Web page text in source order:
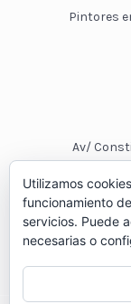
Pintores
Av/
Utilizamos
funcionamiento
servicios. Puede
necesarias o